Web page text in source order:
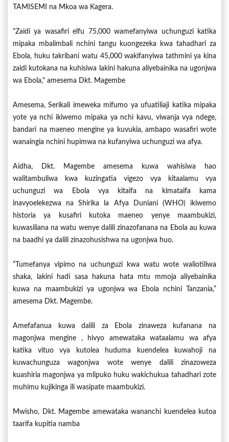
TAMISEMI na Mkoa wa Kagera.
"Zaidi ya wasafiri elfu 75,000 wamefanyiwa uchunguzi katika
mipaka mbalimbali nchini tangu kuongezeka kwa tahadhari za
Ebola, huku takribani watu 45,000 wakifanyiwa tathmini ya kina
zaidi kutokana na kuhisiwa lakini hakuna aliyebainika na ugonjwa
wa Ebola," amesema Dkt. Magembe
Amesema, Serikali imeweka mifumo ya ufuatiliaji katika mipaka
yote ya nchi ikiwemo mipaka ya nchi kavu, viwanja vya ndege,
bandari na maeneo mengine ya kuvukia, ambapo wasafiri wote
wanaingia nchini hupimwa na kufanyiwa uchunguzi wa afya.
Aidha, Dkt. Magembe amesema kuwa wahisiwa hao
walitambuliwa kwa kuzingatia vigezo vya kitaalamu vya
uchunguzi wa Ebola vya kitaifa na kimataifa kama
inavyoelekezwa na Shirika la Afya Duniani (WHO) ikiwemo
historia ya kusafiri kutoka maeneo yenye maambukizi,
kuwasiliana na watu wenye dalili zinazofanana na Ebola au kuwa
na baadhi ya dalili zinazohusishwa na ugonjwa huo.
“Tumefanya vipimo na uchunguzi kwa watu wote waliotiliwa
shaka, lakini hadi sasa hakuna hata mtu mmoja aliyebainika
kuwa na maambukizi ya ugonjwa wa Ebola nchini Tanzania,”
amesema Dkt. Magembe.
Amefafanua kuwa dalili za Ebola zinaweza kufanana na
magonjwa mengine , hivyo amewataka wataalamu wa afya
katika vituo vya kutolea huduma kuendelea kuwahoji na
kuwachunguza wagonjwa wote wenye dalili zinazoweza
kuashiria magonjwa ya mlipuko huku wakichukua tahadhari zote
muhimu kujikinga ili wasipate maambukizi.
Mwisho, Dkt. Magembe amewataka wananchi kuendelea kutoa
taarifa kupitia namba